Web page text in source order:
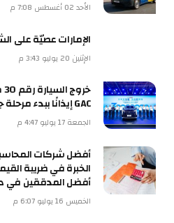
الأحد 02 أغسطس 7:08 م
الإمارات عصيّة على
الإثنين 20 يوليو 3:43 م
GAC إيذانًا ببدء مرحلة جديدة من النمو العالمي
الجمعة 17 يوليو 4:47 م
أفضل شركات
الخبرة في ضريبة
أفضل المدققين في
الخميس 16 يوليو 6:07 م